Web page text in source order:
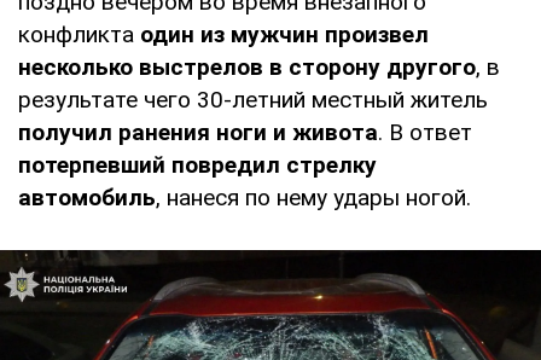
конфликта один из мужчин произвел
несколько выстрелов в сторону другого, в
результате чего 30-летний местный житель
получил ранения ноги и живота. В ответ
потерпевший повредил стрелку
автомобиль, нанеся по нему удары ногой.